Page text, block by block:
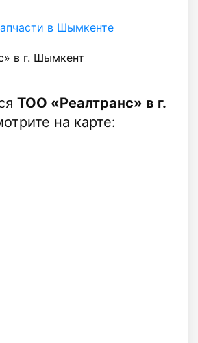
в Шымкенте
в г. Шымкент
ТОО «Реалтранс» в г.
на карте: